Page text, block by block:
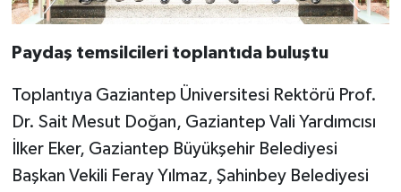
Paydaş temsilcileri toplantıda buluştu
Toplantıya Gaziantep Üniversitesi Rektörü Prof.
Dr. Sait Mesut Doğan, Gaziantep Vali Yardımcısı
İlker Eker, Gaziantep Büyükşehir Belediyesi
Başkan Vekili Feray Yılmaz, Şahinbey Belediyesi